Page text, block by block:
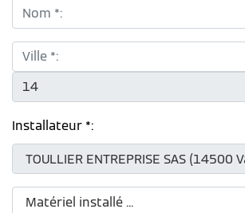
Nom *:
Ville *:
CP *:
Installateur *: